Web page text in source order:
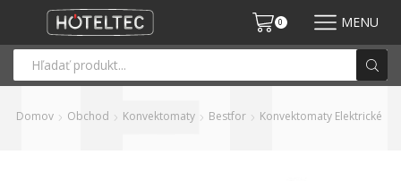
0 MENU
Domov Obchod Konvektomaty Bestfor Konvektomaty Elektrické